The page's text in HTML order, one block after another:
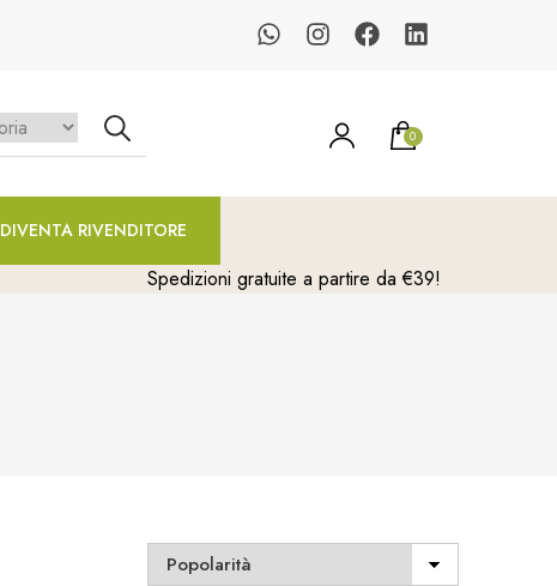
0
DIVENTA RIVENDITORE
Spedizioni gratuite a partire da €39!